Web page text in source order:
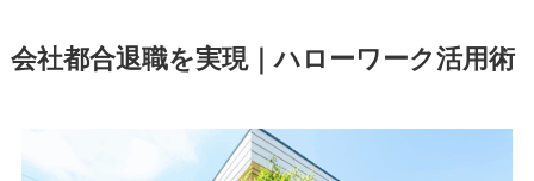
会社都合退職を実現｜ハローワーク活用術